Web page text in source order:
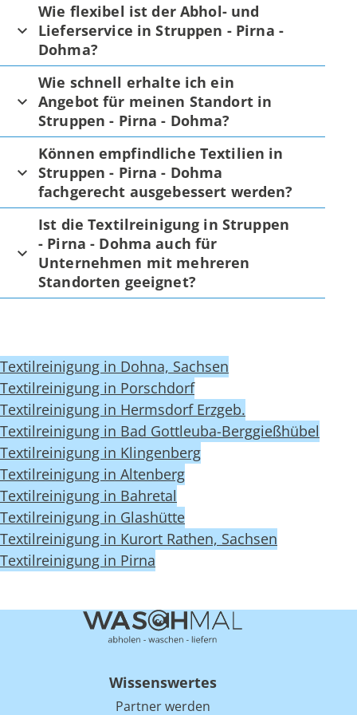
Wie flexibel ist der Abhol- und
Lieferservice in Struppen - Pirna -
Dohma?
Wie schnell erhalte ich ein
Angebot für meinen Standort in
Struppen - Pirna - Dohma?
Können empfindliche Textilien in
Struppen - Pirna - Dohma
fachgerecht ausgebessert werden?
Ist die Textilreinigung in Struppen
- Pirna - Dohma auch für
Unternehmen mit mehreren
Standorten geeignet?
Textilreinigung in Dohna, Sachsen
Textilreinigung in Porschdorf
Textilreinigung in Hermsdorf Erzgeb.
Textilreinigung in Bad Gottleuba-Berggießhübel
Textilreinigung in Klingenberg
Textilreinigung in Altenberg
Textilreinigung in Bahretal
Textilreinigung in Glashütte
Textilreinigung in Kurort Rathen, Sachsen
Textilreinigung in Pirna
Wissenswertes
Partner werden